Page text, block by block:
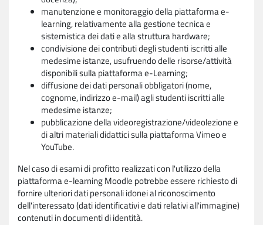
manutenzione e monitoraggio della piattaforma e-
learning, relativamente alla gestione tecnica e
sistemistica dei dati e alla struttura hardware;
condivisione dei contributi degli studenti iscritti alle
medesime istanze, usufruendo delle risorse/attività
disponibili sulla piattaforma e-Learning;
diffusione dei dati personali obbligatori (nome,
cognome, indirizzo e-mail) agli studenti iscritti alle
medesime istanze;
pubblicazione della videoregistrazione/videolezione e
di altri materiali didattici sulla piattaforma Vimeo e
YouTube.
Nel caso di esami di profitto realizzati con l'utilizzo della
piattaforma e-learning Moodle potrebbe essere richiesto di
fornire ulteriori dati personali idonei al riconoscimento
dell'interessato (dati identificativi e dati relativi all'immagine)
contenuti in documenti di identità.